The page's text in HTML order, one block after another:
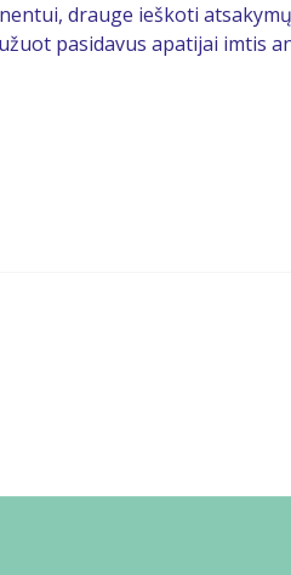
drauge ieškoti
pasidavus apatijai imtis